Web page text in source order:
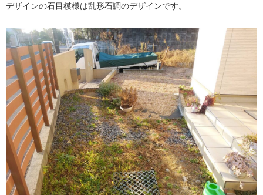
デザインの石目模様は乱形石調のデザインです。